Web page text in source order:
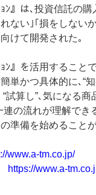
ｮﾝ』は､投資信託の
ない｣｢損をしない
けて開発された｡
ｮﾝ』を活用すること
単かつ具体的に､“
試算し”､気になる商
連の流れが理解でき
準備を始めること
www.a-tm.co.jp/
https://www.a-